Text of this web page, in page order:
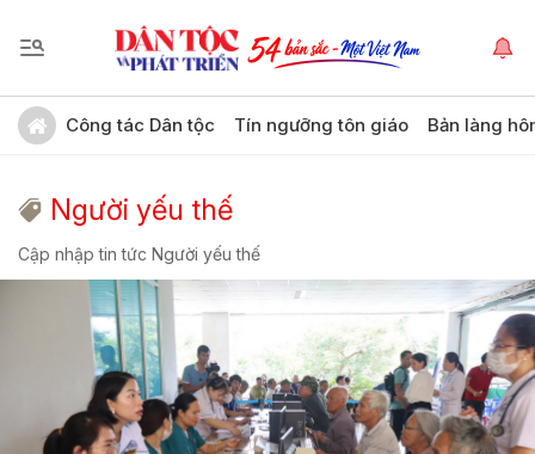
Công tác Dân tộc Tín ngưỡng tôn giáo Bản làng
Người yếu thế
Cập nhập tin tức Người yếu thế